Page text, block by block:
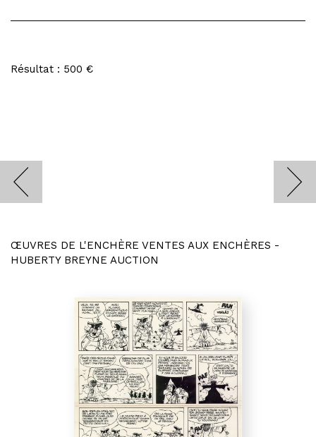
Résultat : 500 €
ŒUVRES DE L'ENCHÈRE VENTES AUX ENCHÈRES -
HUBERTY BREYNE AUCTION